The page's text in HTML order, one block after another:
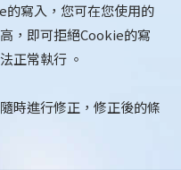
寫入，您可在您使用的
，即可拒絕Cookie的寫
正常執行 。
時進行修正，修正後的條